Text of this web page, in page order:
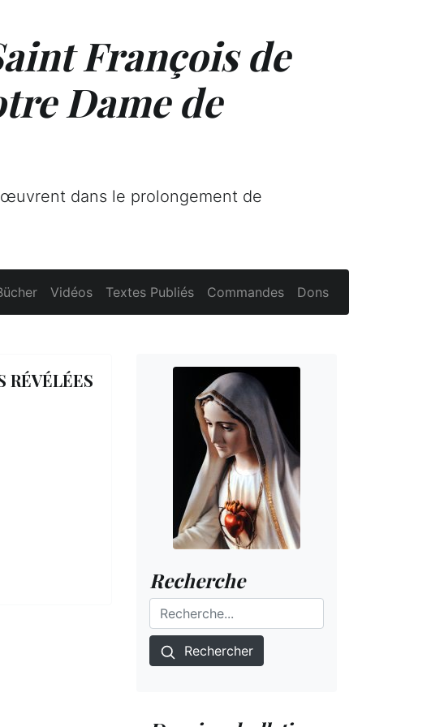
François de
Dame de
dans le prolongement de
Vidéos Textes Publiés Commandes Dons
RÉVÉLÉES
Recherche
Rechercher